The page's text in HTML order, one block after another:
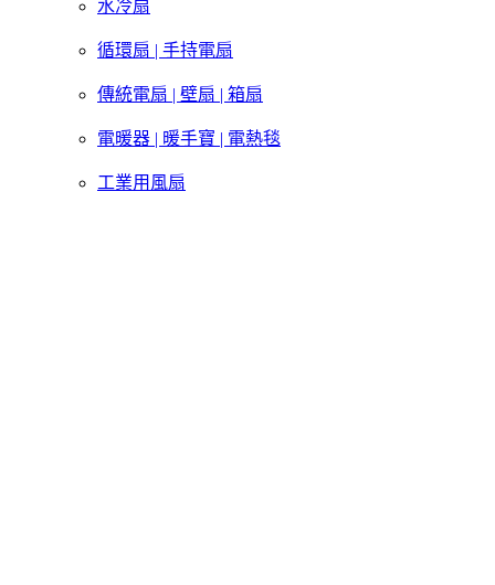
水冷扇
循環扇 | 手持電扇
傳統電扇 | 壁扇 | 箱扇
電暖器 | 暖手寶 | 電熱毯
工業用風扇